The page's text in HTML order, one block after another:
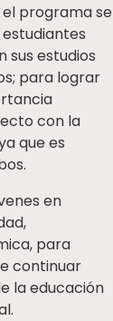
el programa se
sus estudios
para lograr
con la
que es
en
para
continuar
la educación